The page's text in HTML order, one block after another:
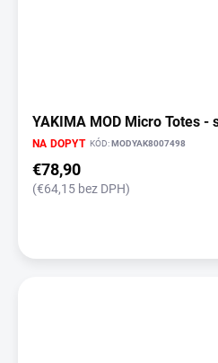
YAKIMA MOD Micro Totes -
NA DOPYT KÓD: MODYAK8007498
€78,90
(€64,15 bez DPH)